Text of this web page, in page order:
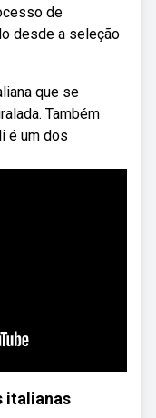
de
desde a seleção
que se
Também
é um dos
italianas